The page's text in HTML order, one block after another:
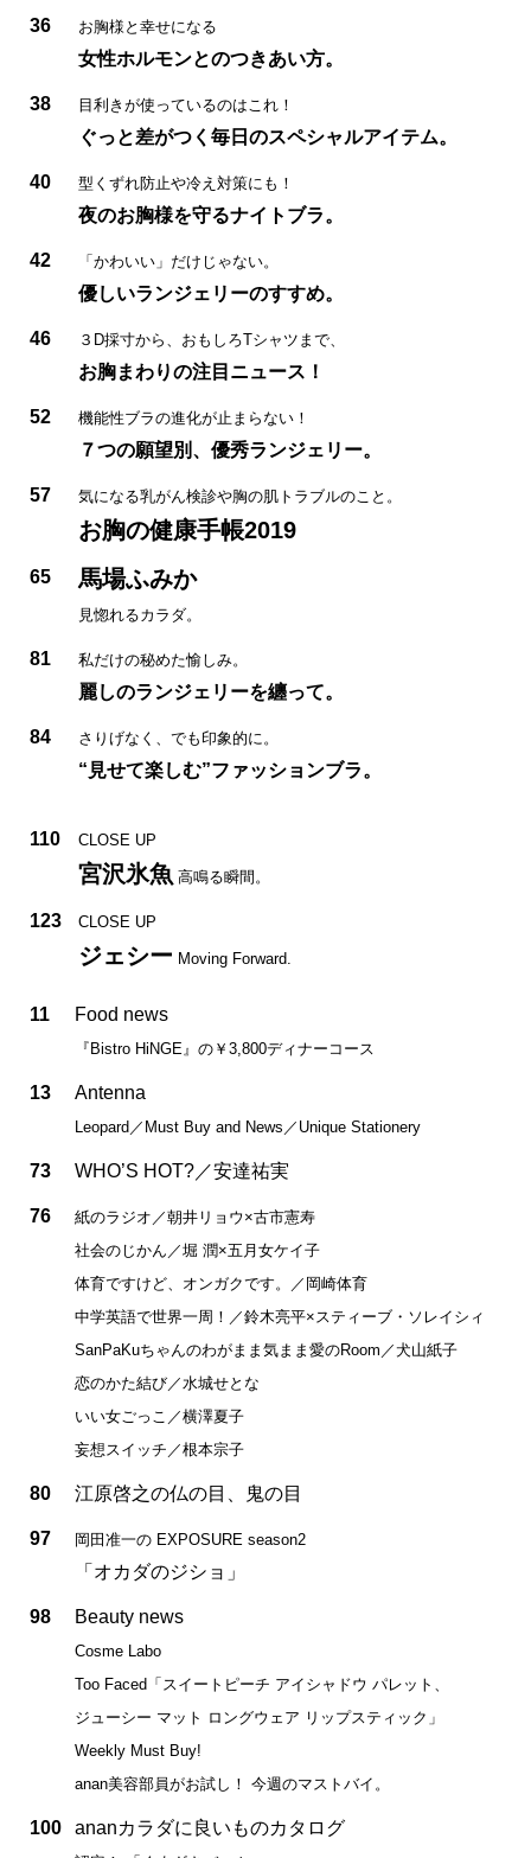
36 お胸様と幸せになる
女性ホルモンとのつきあい方。
38 目利きが使っているのはこれ！
ぐっと差がつく毎日のスペシャルアイテム。
40 型くずれ防止や冷え対策にも！
夜のお胸様を守るナイトブラ。
42 「かわいい」だけじゃない。
優しいランジェリーのすすめ。
46 ３D採寸から、おもしろTシャツまで、
お胸まわりの注目ニュース！
52 機能性ブラの進化が止まらない！
７つの願望別、優秀ランジェリー。
57 気になる乳がん検診や胸の肌トラブルのこと。
お胸の健康手帳2019
65 馬場ふみか
見惚れるカラダ。
81 私だけの秘めた愉しみ。
麗しのランジェリーを纏って。
84 さりげなく、でも印象的に。
“見せて楽しむ”ファッションブラ。
110 CLOSE UP
宮沢氷魚 高鳴る瞬間。
123 CLOSE UP
ジェシー Moving Forward.
11 Food news
『Bistro HiNGE』の￥3,800ディナーコース
13 Antenna
Leopard／Must Buy and News／Unique Stationery
73 WHO’S HOT?／安達祐実
76
紙のラジオ／朝井リョウ×古市憲寿
社会のじかん／堀 潤×五月女ケイ子
体育ですけど、オンガクです。／岡崎体育
中学英語で世界一周！／鈴木亮平×スティーブ・ソレイシィ
SanPaKuちゃんのわがまま気まま愛のRoom／犬山紙子
恋のかた結び／水城せとな
いい女ごっこ／横澤夏子
妄想スイッチ／根本宗子
80 江原啓之の仏の目、鬼の目
97 岡田准一の EXPOSURE season2
「オカダのジショ」
98 Beauty news
Cosme Labo
Too Faced「スイートピーチ アイシャドウ パレット、
ジューシー マット ロングウェア リップスティック」
Weekly Must Buy!
anan美容部員がお試し！ 今週のマストバイ。
100 ananカラダに良いものカタログ